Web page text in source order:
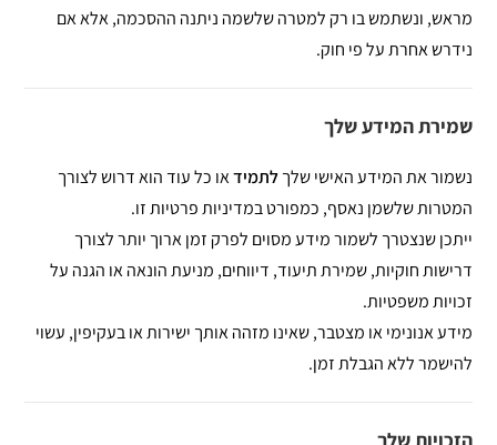
מראש, ונשתמש בו רק למטרה שלשמה ניתנה ההסכמה, אלא אם
נידרש אחרת על פי חוק.
שמירת המידע שלך
נשמור את המידע האישי שלךלתמידאו כל עוד הוא דרוש לצורך
המטרות שלשמן נאסף, כמפורט במדיניות פרטיות זו.
ייתכן שנצטרך לשמור מידע מסוים לפרק זמן ארוך יותר לצורך
דרישות חוקיות, שמירת תיעוד, דיווחים, מניעת הונאה או הגנה על
זכויות משפטיות.
מידע אנונימי או מצטבר, שאינו מזהה אותך ישירות או בעקיפין, עשוי
להישמר ללא הגבלת זמן.